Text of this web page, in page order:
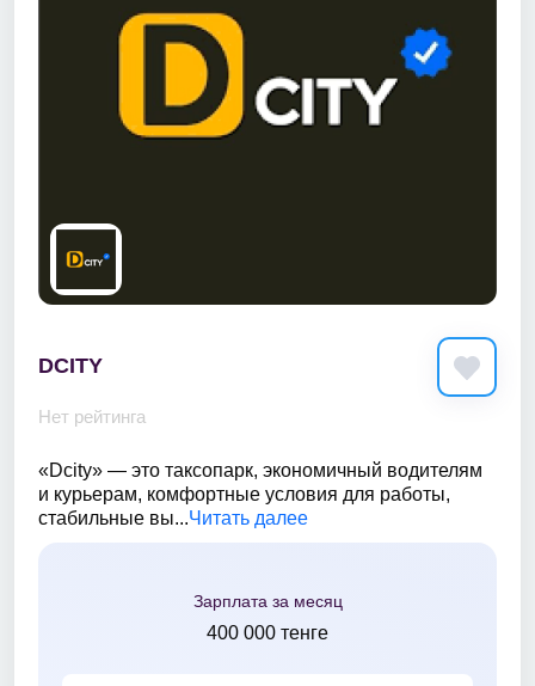
DCITY
Нет рейтинга
«Dcity» — это таксопарк, экономичный водителям
и курьерам, комфортные условия для работы,
стабильные вы...Читать далее
Зарплата за месяц
400 000 тенге